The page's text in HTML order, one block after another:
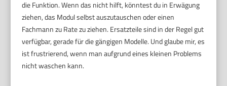
die Funktion. Wenn das nicht hilft, könntest du in Erwägung
ziehen, das Modul selbst auszutauschen oder einen
Fachmann zu Rate zu ziehen. Ersatzteile sind in der Regel gut
verfügbar, gerade für die gängigen Modelle. Und glaube mir, es
ist frustrierend, wenn man aufgrund eines kleinen Problems
nicht waschen kann.